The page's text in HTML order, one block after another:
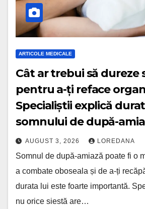
ARTICOLE MEDICALE
Cât ar trebui să dureze
pentru a-ți reface
Specialiștii explică
somnului de după-
AUGUST 3, 2026 LOREDANA
Somnul de după-amiază poate fi o
a combate oboseala și de a-ți
durata lui este foarte importantă.
nu orice siestă are…